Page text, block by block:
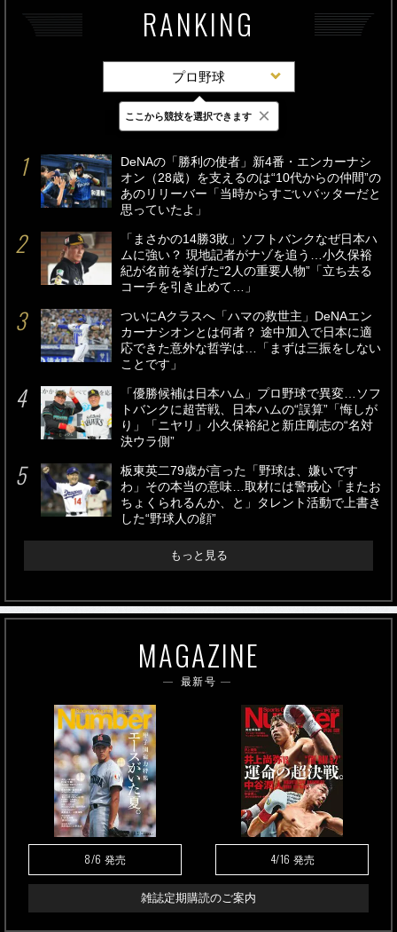
RANKING
プロ野球
最新 24時間 週間
DeNAの「勝利の使者」新4番・エンカーナシ
オン（28歳）を支えるのは“10代からの仲間”の
あのリリーバー「当時からすごいバッターだと
思っていたよ」
「まさかの14勝3敗」ソフトバンクなぜ日本ハ
ムに強い？ 現地記者がナゾを追う…小久保裕
紀が名前を挙げた“2人の重要人物”「立ち去る
コーチを引き止めて…」
ついにAクラスへ「ハマの救世主」DeNAエン
カーナシオンとは何者？ 途中加入で日本に適
応できた意外な哲学は…「まずは三振をしない
ことです」
「優勝候補は日本ハム」プロ野球で異変…ソフ
トバンクに超苦戦、日本ハムの“誤算”「悔しが
り」「ニヤリ」小久保裕紀と新庄剛志の“名対
決ウラ側”
板東英二79歳が言った「野球は、嫌いです
わ」その本当の意味…取材には警戒心「またお
ちょくられるんか、と」タレント活動で上書き
した“野球人の顔”
もっと見る
MAGAZINE
最新号
8/6 発売 4/16 発売
雑誌定期購読のご案内
ここから競技を選択できます ×